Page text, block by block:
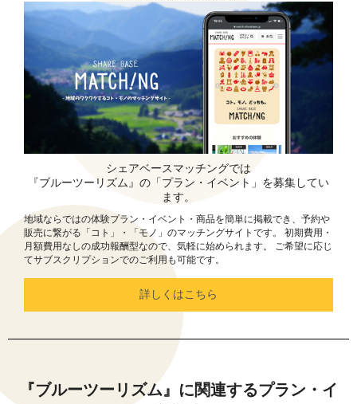
シェアベースマッチングでは
『ブルーツーリズム』の「プラン・イベント」を募集してい
ます。
地域ならではの体験プラン・イベント・商品を簡単に掲載でき、予約や
販売に繋がる「コト」・「モノ」のマッチングサイトです。 初期費用・
月額費用なしの成功報酬型なので、気軽に始められます。 ご希望に応じ
てサブスクリプションでのご利用も可能です。
詳しくはこちら
『ブルーツーリズム』に関連するプラン・イ